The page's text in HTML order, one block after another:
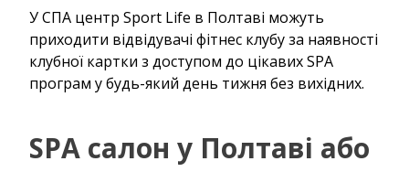
У СПА центр Sport Life в Полтаві можуть
приходити відвідувачі фітнес клубу за наявності
клубної картки з доступом до цікавих SPA
програм у будь-який день тижня без вихідних.
SPA салон у Полтаві або